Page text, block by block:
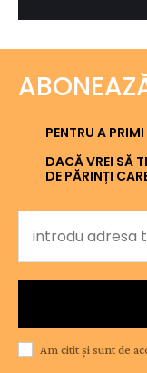
PENTRU A
DACĂ VREI SĂ
DE PĂRINȚI
Am citit și sunt de